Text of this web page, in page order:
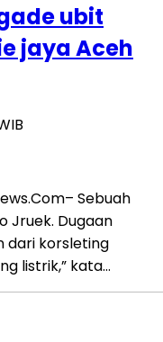
ubit
jaya Aceh
Sebuah
Jruek. Dugaan
dari korsleting
listrik,” kata…